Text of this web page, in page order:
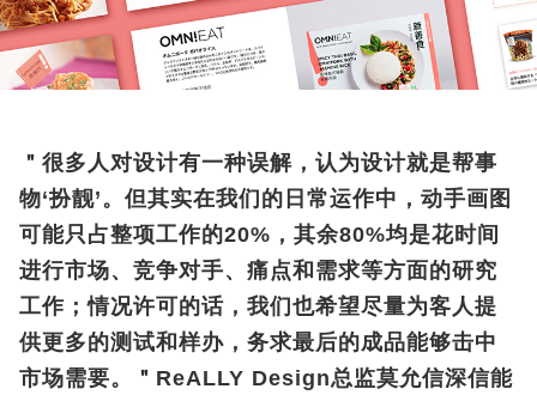
＂很多人对设计有一种误解，认为设计就是帮事
物‘扮靓’。但其实在我们的日常运作中，动手画图
可能只占整项工作的20%，其余80%均是花时间
进行市场、竞争对手、痛点和需求等方面的研究
工作；情况许可的话，我们也希望尽量为客人提
供更多的测试和样办，务求最后的成品能够击中
市场需要。＂ReALLY Design总监莫允信深信能